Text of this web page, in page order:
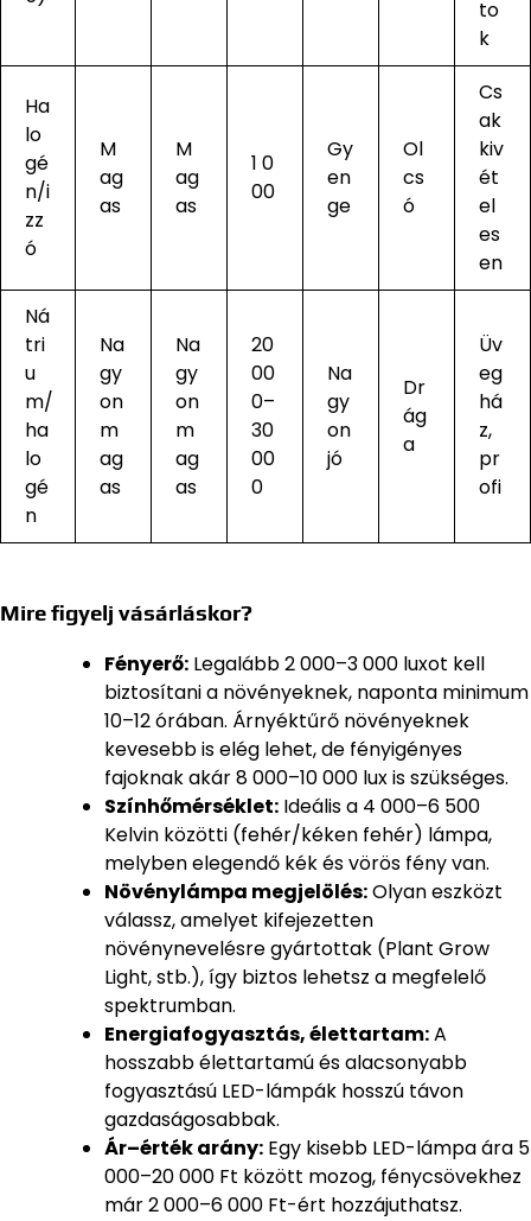
to
k
Ha
lo
gé
n/i
zz
ó
M
ag
as
M
ag
as
1 0
00
Gy
en
ge
Ol
cs
ó
Cs
ak
kiv
ét
el
es
en
Ná
tri
u
m/
ha
lo
gé
n
Na
gy
on
m
ag
as
Na
gy
on
m
ag
as
20
00
0–
30
00
0
Na
gy
on
jó
Dr
ág
a
Üv
eg
há
z,
pr
ofi
Mire figyelj vásárláskor?
Fényerő: Legalább 2 000–3 000 luxot kell
biztosítani a növényeknek, naponta minimum
10–12 órában. Árnyéktűrő növényeknek
kevesebb is elég lehet, de fényigényes
fajoknak akár 8 000–10 000 lux is szükséges.
Színhőmérséklet: Ideális a 4 000–6 500
Kelvin közötti (fehér/kéken fehér) lámpa,
melyben elegendő kék és vörös fény van.
Növénylámpa megjelölés:Olyan eszközt
válassz, amelyet kifejezetten
növénynevelésre gyártottak (Plant Grow
Light, stb.), így biztos lehetsz a megfelelő
spektrumban.
Energiafogyasztás, élettartam:A
hosszabb élettartamú és alacsonyabb
fogyasztású LED-lámpák hosszú távon
gazdaságosabbak.
Ár–érték arány: Egy kisebb LED-lámpa ára 5
000–20 000 Ft között mozog, fénycsövekhez
már 2 000–6 000 Ft-ért hozzájuthatsz.